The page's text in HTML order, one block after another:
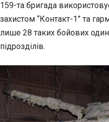
159-та бригада
захистом “Контакт-1” та
лише 28 таких бойових
підрозділів.